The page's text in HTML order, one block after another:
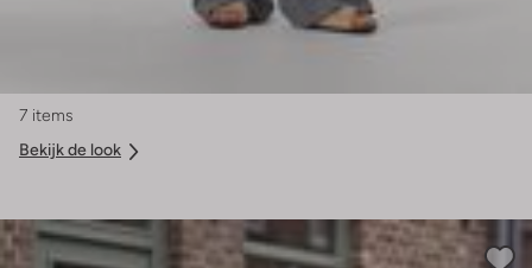
7 items
Bekijk de look